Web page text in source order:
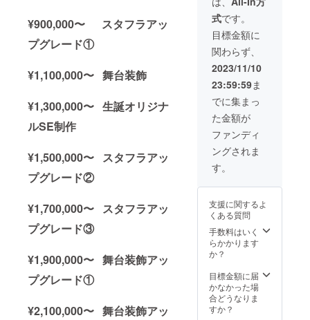
¥900,000〜 スタフラアッ
プグレード①
¥1,100,000〜 舞台装飾
¥1,300,000〜 生誕オリジナ
ルSE制作
¥1,500,000〜 スタフラアッ
プグレード②
¥1,700,000〜 スタフラアッ
プグレード③
¥1,900,000〜 舞台装飾アッ
プグレード①
¥2,100,000〜 舞台装飾アッ
グご支
援者限
定の
グッズ
をご用
意させ
だきま
す。
グッズ
の詳細
は当日
までに
別途お
いただ
きま
す。 ④
生誕限
定オリ
ジナル
ト リ
ターン
品の郵
望のお
名前
（ニッ
クネー
ム可）
を記載
くださ
い。 ③
クラウ
ドファ
ンディ
ング限
定グッ
ズ クラ
ディン
援者限
定の
グッズ
をご用
意させ
だきま
す。
グッズ
の詳細
前
（ニッ
クネー
ム可）
が記載
されま
す。 生
誕祭終
了後、
1〜3週
間で直
筆サイ
ン入り
の のぼ
スタン
属しま
せん)を
ご自宅
へ郵送
させて
きま
す。 ③
フラ
ワース
花の前
で撮影
したソ
ロチェ
キを後
日、リ
ターン
品と共
に郵送
いたし
ます。
②集合
写真SP
クレ
載に使
生誕祭
の集合
写真
に、特
別支援
してお
名前を
記載さ
せてい
式です。
目標金額に
関わらず、
2023/11/10
23:59:59ま
でに集まっ
た金額が
ファンディ
ングされま
す。
支援に関するよ
くある質問
手数料はいく
らかかります
か？
目標金額に届
かなかった場
合どうなりま
すか？